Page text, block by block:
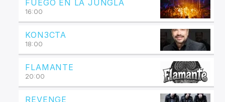
FUEGO EN LA JUNGLA
16:00
KON3CTA
18:00
FLAMANTE
20:00
REVENGE